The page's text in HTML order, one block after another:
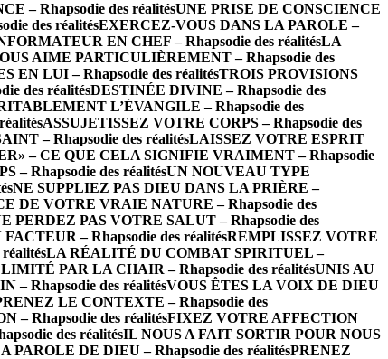
– Rhapsodie des réalitésUNE PRISE DE CONSCIENCE
des réalitésEXERCEZ-VOUS DANS LA PAROLE –
EN CHEF – Rhapsodie des réalitésLA
AIME PARTICULIÈREMENT – Rhapsodie des
EN LUI – Rhapsodie des réalitésTROIS PROVISIONS
des réalitésDESTINÉE DIVINE – Rhapsodie des
L’ÉVANGILE – Rhapsodie des
ASSUJETISSEZ VOTRE CORPS – Rhapsodie des
– Rhapsodie des réalitésLAISSEZ VOTRE ESPRIT
– CE QUE CELA SIGNIFIE VRAIMENT – Rhapsodie
– Rhapsodie des réalitésUN NOUVEAU TYPE
NE SUPPLIEZ PAS DIEU DANS LA PRIÈRE –
DE VOTRE VRAIE NATURE – Rhapsodie des
PERDEZ PAS VOTRE SALUT – Rhapsodie des
– Rhapsodie des réalitésREMPLISSEZ VOTRE
LA RÉALITÉ DU COMBAT SPIRITUEL –
PAR LA CHAIR – Rhapsodie des réalitésUNIS AU
– Rhapsodie des réalitésVOUS ÊTES LA VOIX DE DIEU
LE CONTEXTE – Rhapsodie des
– Rhapsodie des réalitésFIXEZ VOTRE AFFECTION
des réalitésIL NOUS A FAIT SORTIR POUR NOUS
DE DIEU – Rhapsodie des réalitésPRENEZ